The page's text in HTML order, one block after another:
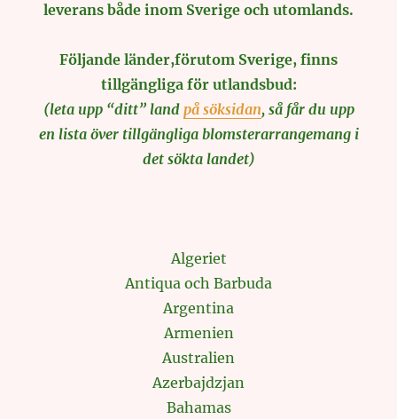
leverans både inom Sverige och utomlands.
Följande länder,förutom Sverige, finns
tillgängliga för utlandsbud:
(leta upp “ditt” land på söksidan, så får du upp
en lista över tillgängliga blomsterarrangemang i
det sökta landet)
Algeriet
Antiqua och Barbuda
Argentina
Armenien
Australien
Azerbajdzjan
Bahamas